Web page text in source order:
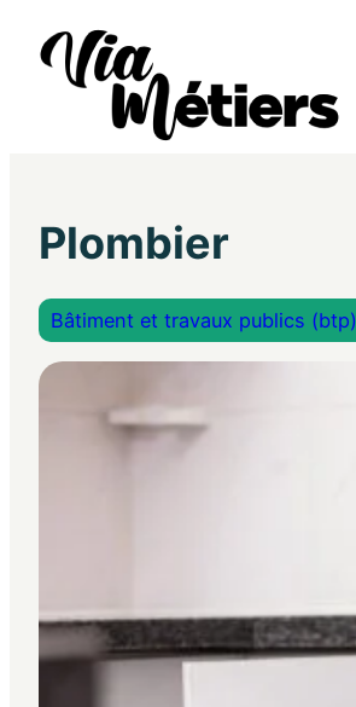
Plombier
Bâtiment et travaux publics (btp)